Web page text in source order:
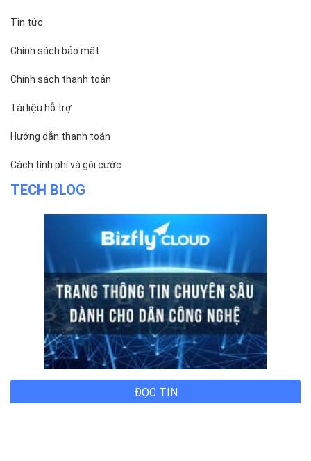
Tin tức
Chính sách bảo mật
Chính sách thanh toán
Tài liệu hỗ trợ
Hướng dẫn thanh toán
Cách tính phí và gói cước
TECH BLOG
ĐỌC TIN